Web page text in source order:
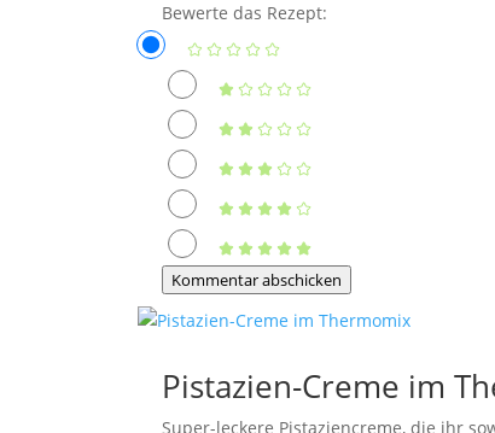
Bewerte das Rezept:
Kommentar abschicken
Pistazien-Creme im
Super-leckere Pistaziencreme, die ihr